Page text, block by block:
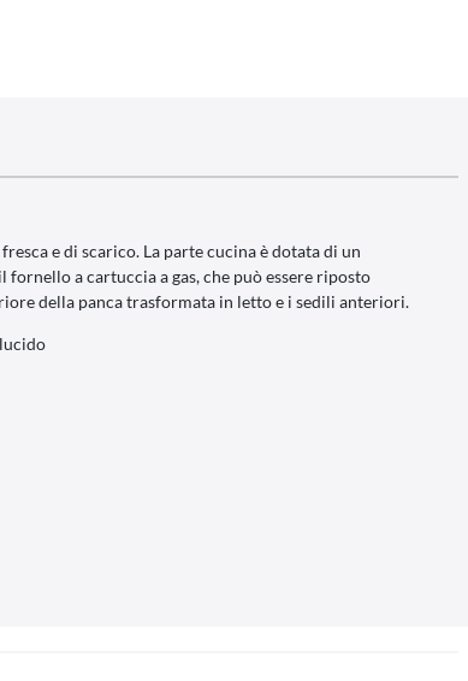
e di scarico. La parte cucina è dotata di un
a cartuccia a gas, che può essere riposto
della panca trasformata in letto e i sedili anteriori.